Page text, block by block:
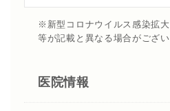
※新型コロナウイルス感染拡
等が記載と異なる場合がござ
医院情報